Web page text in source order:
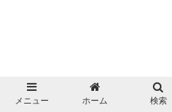
メニュー ホーム 検索